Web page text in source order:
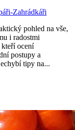
Zahrádkáři
pohled na vše,
i radostmi
kteří ocení
postupy a
tipy na...